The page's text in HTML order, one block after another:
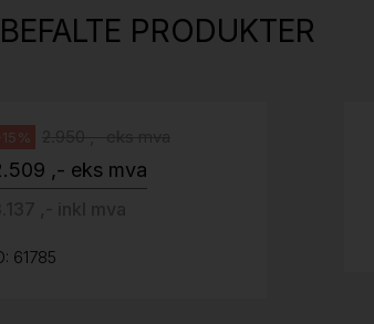
PRODUKTER
fotkryss, Pent brukt
,- eks mva
61785